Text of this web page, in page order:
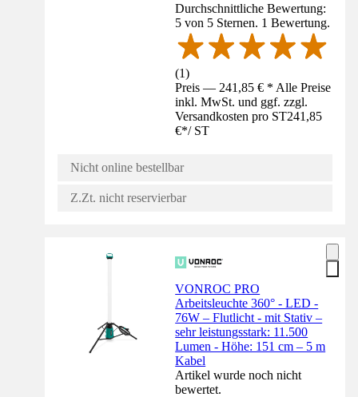
Durchschnittliche Bewertung:
5 von 5 Sternen. 1 Bewertung.
(1)
Preis — 241,85 € * Alle Preise
inkl. MwSt. und ggf. zzgl.
Versandkosten pro ST241,85
€*/ ST
Nicht online bestellbar
Z.Zt. nicht reservierbar
VONROC PRO
Arbeitsleuchte 360° - LED -
76W – Flutlicht - mit Stativ –
sehr leistungsstark: 11.500
Lumen - Höhe: 151 cm – 5 m
Kabel
Artikel wurde noch nicht
bewertet.